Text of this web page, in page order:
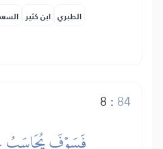
ابن كثير الطبري
8 : 84
فَسَوۡفَ يُحَاسَبُ